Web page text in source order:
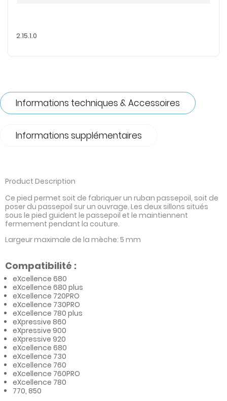
2.15.1.0
Informations techniques & Accessoires
Informations supplémentaires
Product Description
Ce pied permet soit de fabriquer un ruban passepoil, soit de
poser du passepoil sur un ouvrage. Les deux sillons situés
sous le pied guident le passepoil et le maintiennent
fermement pendant la couture.
Largeur maximale de la mèche: 5 mm
Compatibilité :
eXcellence 680
eXcellence 680 plus
eXcellence 720PRO
eXcellence 730PRO
eXcellence 780 plus
eXpressive 860
eXpressive 900
eXpressive 920
eXcellence 680
eXcellence 730
eXcellence 760
eXcellence 760PRO
eXcellence 780
770, 850